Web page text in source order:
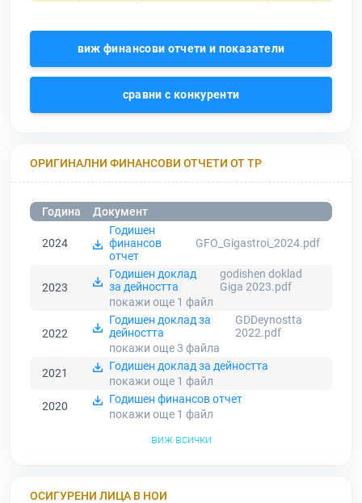
виж финансови отчети и показатели
сравни с конкуренти
ОРИГИНАЛНИ ФИНАНСОВИ ОТЧЕТИ ОТ ТР
Година Документ
2024
Годишен
финансов
отчет
GFO_Gigastroi_2024.pdf
2023
Годишен доклад
за дейността
godishen doklad
Giga 2023.pdf
покажи още 1 файл
2022
Годишен доклад за
дейността
GDDeynostta
2022.pdf
покажи още 3 файла
2021
Годишен доклад за дейността
покажи още 1 файл
2020
Годишен финансов отчет
покажи още 1 файл
виж всички
ОСИГУРЕНИ ЛИЦА В НОИ